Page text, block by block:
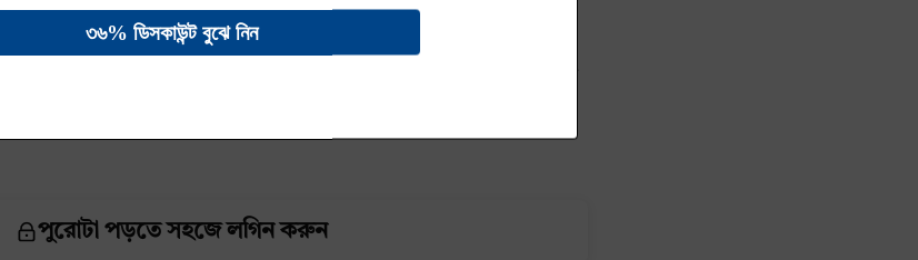
তরলের কিছু অংশ হাতের টিস্যুতে জমা হলে হাত ফুলে যায়,
এই তরলের কিছু অংশ যদি কারপাল টানেলে জমার মাধ্যমে মেডিয়েন
নার্ভ সংকুচিত হয় ও হাত / আঙ্গুলে শিরশিরে, অবশ বা ব্যাথার
পুরোটা পড়তে সহজে লগিন করুন